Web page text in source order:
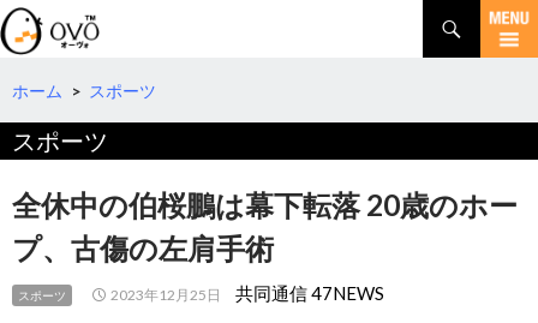
検
索
コ
テ
へ
動
ホーム > スポーツ
スポーツ
全休中の伯桜鵬は幕下転落 20歳のホー
プ、古傷の左肩手術
スポーツ 2023年12月25日 共同通信 47NEWS